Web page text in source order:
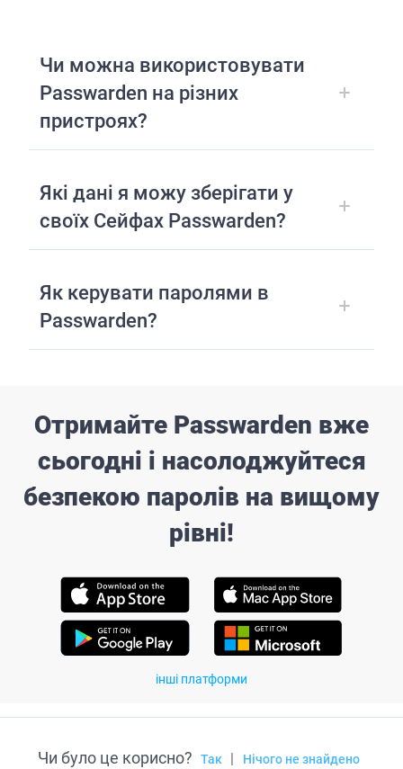
Чи можна використовувати
Passwarden на різних
пристроях?
Які дані я можу зберігати у
своїх Сейфах Passwarden?
Як керувати паролями в
Passwarden?
Отримайте Passwarden вже
сьогодні і насолоджуйтеся
безпекою паролів на вищому
рівні!
інші платформи
Чи було це корисно? Так | Нічого не знайдено